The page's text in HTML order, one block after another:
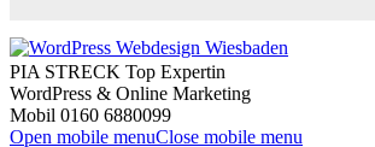
PIA STRECK Top Expertin
WordPress & Online Marketing
Mobil 0160 6880099
Open mobile menuClose mobile menu